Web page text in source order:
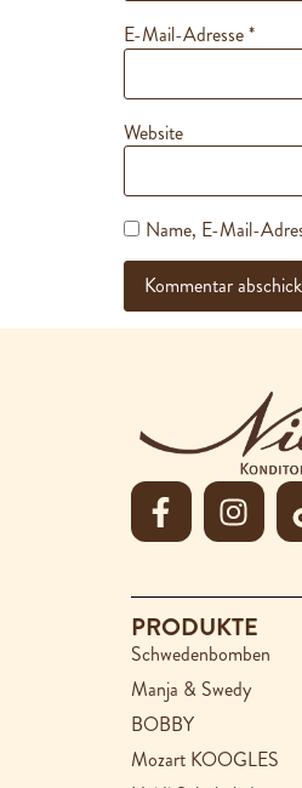
E-Mail-Adresse*
Website
Name, E-Mail-
PRODUKTE
Schwedenbomben
Manja & Swedy
BOBBY
Mozart KOOGLES